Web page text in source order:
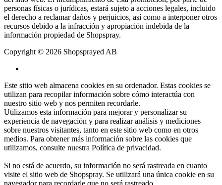
personas físicas o jurídicas, estará sujeto a acciones legales, incluido
el derecho a reclamar daños y perjuicios, así como a interponer otros
recursos debido a la infracción y apropiación indebida de la
información propiedad de Shopspray.
Copyright © 2026 Shopsprayed AB
Este sitio web almacena cookies en su ordenador. Estas cookies se
utilizan para recopilar información sobre cómo interactúa con
nuestro sitio web y nos permiten recordarle.
Utilizamos esta información para mejorar y personalizar su
experiencia de navegación y para realizar análisis y mediciones
sobre nuestros visitantes, tanto en este sitio web como en otros
medios. Para obtener más información sobre las cookies que
utilizamos, consulte nuestra Política de privacidad.
Si no está de acuerdo, su información no será rastreada en cuanto
visite el sitio web de Shopspray. Se utilizará una única cookie en su
navegador para recordarle que no será rastreado.